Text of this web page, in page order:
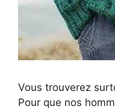
Vous trouverez
Pour que nos